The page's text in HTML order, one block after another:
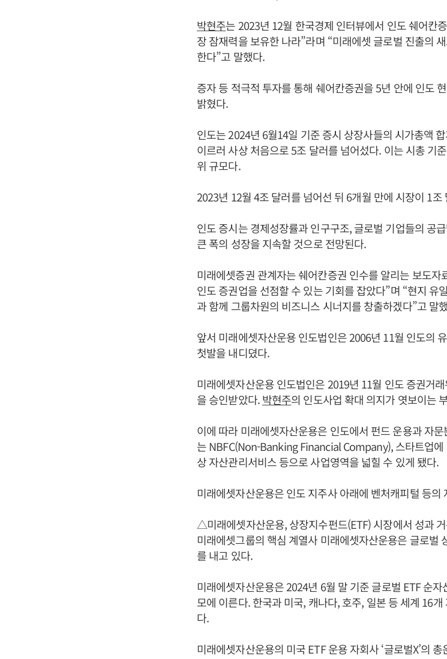
박현주는 2023년 12월 한국경제 인터뷰에서 인도 쉐어칸
장 잠재력을 보유한 나라”라며 “미래에셋 글로벌 진출의
한다”고 말했다.
증자 등 적극적 투자를 통해 쉐어칸증권을 5년 안에 인도
밝혔다.
인도는 2024년 6월14일 기준 증시 상장사들의 시가총액
이르러 사상 처음으로 5조 달러를 넘어섰다. 이는 시총 기
위 규모다.
2023년 12월 4조 달러를 넘어선 뒤 6개월 만에 시장이 1조
인도 증시는 경제성장률과 인구구조, 글로벌 기업들의 공
큰 폭의 성장을 지속할 것으로 전망된다.
미래에셋증권 관계자는 쉐어칸증권 인수를 알리는 보도자
인도 증권업을 선점할 수 있는 기회를 잡았다”며 “현지 유
과 함께 그룹차원의 비즈니스 시너지를 창출하겠다”고 말
앞서 미래에셋자산운용 인도법인은 2006년 11월 인도의
첫발을 내디뎠다.
미래에셋자산운용 인도법인은 2019년 11월 인도 증권거
을 승인받았다.박현주의 인도사업 확대 의지가 엿보이는
이에 따라 미래에셋자산운용은 인도에서 펀드 운용과 자
는 NBFC(Non-Banking Financial Company), 스타트업에
상 자산관리서비스 등으로 사업영역을 넓힐 수 있게 됐다.
미래에셋자산운용은 인도 지주사 아래에 벤처캐피털 등
△미래에셋자산운용, 상장지수펀드(ETF) 시장에서 성과
미래에셋그룹의 핵심 계열사 미래에셋자산운용은 글로벌
를 내고 있다.
미래에셋자산운용은 2024년 6월 말 기준 글로벌 ETF 순
모에 이른다. 한국과 미국, 캐나다, 호주, 일본 등 세계 16
다.
미래에셋자산운용의 미국 ETF 운용 자회사 ‘글로벌X’의